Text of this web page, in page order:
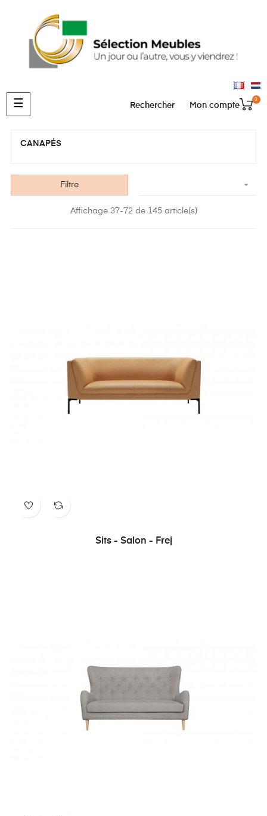
Basculer
la
☰ 0
Mon compte
Rechercher
CANAPÉS

Filtre
Affichage 37-72 de 145 article(s)
Sits - Salon - Frej